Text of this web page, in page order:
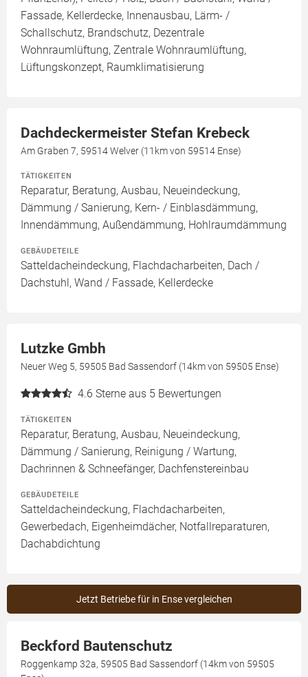
Fassade, Kellerdecke, Innenausbau, Lärm- /
Schallschutz, Brandschutz, Dezentrale
Wohnraumlüftung, Zentrale Wohnraumlüftung,
Lüftungskonzept, Raumklimatisierung
Dachdeckermeister Stefan Krebeck
Am Graben 7, 59514 Welver (11km von 59514 Ense)
TÄTIGKEITEN
Reparatur, Beratung, Ausbau, Neueindeckung,
Dämmung / Sanierung, Kern- / Einblasdämmung,
Innendämmung, Außendämmung, Hohlraumdämmung
GEBÄUDETEILE
Satteldacheindeckung, Flachdacharbeiten, Dach /
Dachstuhl, Wand / Fassade, Kellerdecke
Lutzke Gmbh
Neuer Weg 5, 59505 Bad Sassendorf (14km von 59505 Ense)
4.6 Sterne aus 5 Bewertungen
TÄTIGKEITEN
Reparatur, Beratung, Ausbau, Neueindeckung,
Dämmung / Sanierung, Reinigung / Wartung,
Dachrinnen & Schneefänger, Dachfenstereinbau
GEBÄUDETEILE
Satteldacheindeckung, Flachdacharbeiten,
Gewerbedach, Eigenheimdächer, Notfallreparaturen,
Dachabdichtung
Jetzt Betriebe für in Ense vergleichen
Beckford Bautenschutz
Roggenkamp 32a, 59505 Bad Sassendorf (14km von 59505